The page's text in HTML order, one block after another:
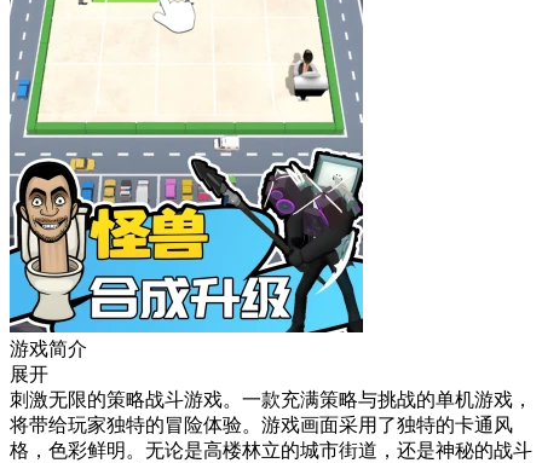
游戏简介
展开
刺激无限的策略战斗游戏。一款充满策略与挑战的单机游戏，
将带给玩家独特的冒险体验。游戏画面采用了独特的卡通风
格，色彩鲜明。无论是高楼林立的城市街道，还是神秘的战斗